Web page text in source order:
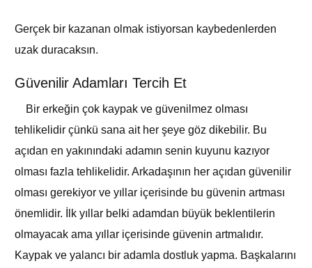
Gerçek bir kazanan olmak istiyorsan kaybedenlerden
uzak duracaksın.
Güvenilir Adamları Tercih Et
Bir erkeğin çok kaypak ve güvenilmez olması
tehlikelidir çünkü sana ait her şeye göz dikebilir. Bu
açıdan en yakınındaki adamın senin kuyunu kazıyor
olması fazla tehlikelidir. Arkadaşının her açıdan güvenilir
olması gerekiyor ve yıllar içerisinde bu güvenin artması
önemlidir. İlk yıllar belki adamdan büyük beklentilerin
olmayacak ama yıllar içerisinde güvenin artmalıdır.
Kaypak ve yalancı bir adamla dostluk yapma. Başkalarını